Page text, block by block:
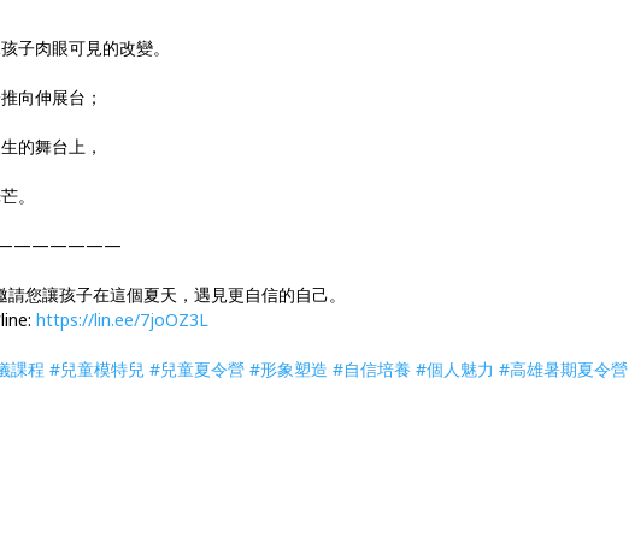
子肉眼可見的改變。
向伸展台；
的舞台上，
。
請您讓孩子在這個夏天，遇見更自信的自己。
https://lin.ee/7joOZ3L
課程 #兒童模特兒 #兒童夏令營 #形象塑造 #自信培養 #個人魅力 #高雄暑期夏令營